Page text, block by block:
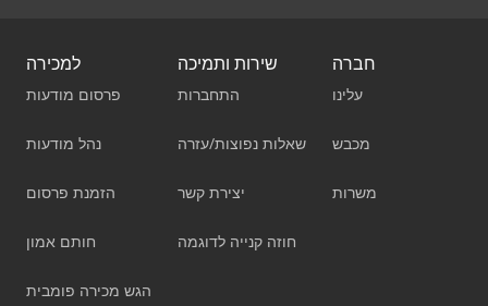
למכירה
פרסום מודעות
נהל מודעות
הזמנת פרסום
חותם אמון
הגש מכירה פומבית
שירות ותמיכה
התחברות
שאלות נפוצות/עזרה
יצירת קשר
חוזה קנייה לדוגמה
חברה
עלינו
מכבש
משרות